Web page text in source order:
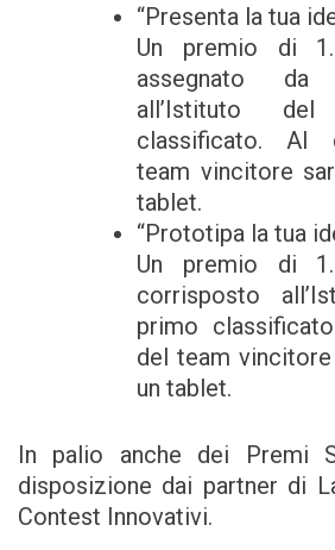
“Presenta la tua
Un premio di
assegnato
all’Istituto
classificato. Al
team vincitore
tablet.
“Prototipa la tua
Un premio di
corrisposto
primo
del team
un tablet.
In palio anche dei Premi
disposizione dai partner di
Contest Innovativi.